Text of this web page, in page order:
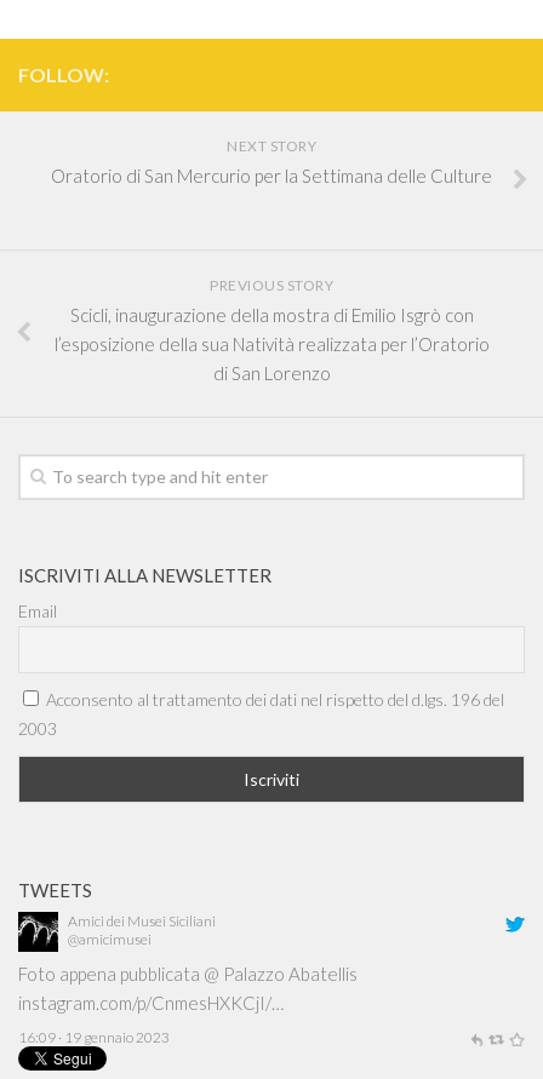
FOLLOW:
NEXT STORY
Oratorio di San Mercurio per la Settimana delle Culture
PREVIOUS STORY
Scicli, inaugurazione della mostra di Emilio Isgrò con
l’esposizione della sua Natività realizzata per l’Oratorio
di San Lorenzo
ISCRIVITI ALLA NEWSLETTER
Email
Acconsento al trattamento dei dati nel rispetto del d.lgs. 196 del
2003
TWEETS
Amici dei Musei Siciliani
@amicimusei
Foto appena pubblicata @ Palazzo Abatellis
instagram.com/p/CnmesHXKCjI/…
16:09 · 19 gennaio 2023